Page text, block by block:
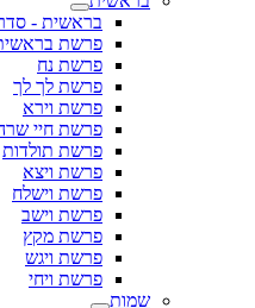
בראשית -
פרשת
פרשת נח
פרשת לך לך
פרשת וירא
פרשת חיי
פרשת תולדות
פרשת ויצא
פרשת וישלח
פרשת וישב
פרשת מקץ
פרשת ויגש
פרשת ויחי
שמות